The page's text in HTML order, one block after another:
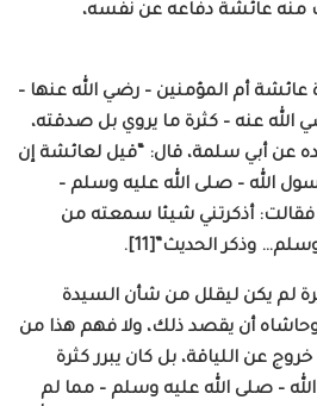
منه عائشة دفاعه عن نفسه،
أم المؤمنين – رضي الله عنها –
الله عنه – كثرة ما يروي بل صدقته،
عن أبي سلمة، قال: “قيل لعائشة إن
الله – صلى الله عليه وسلم –
فقالت: أذكرتني شيئا سمعته من
وذكر الحديث”[11].
لم يكن ليقلل من شأن السيدة
أن يقصد ذلك، ولا فهم هذا من
عن اللياقة، بل كان يبرر كثرة
– صلى الله عليه وسلم – مما لم